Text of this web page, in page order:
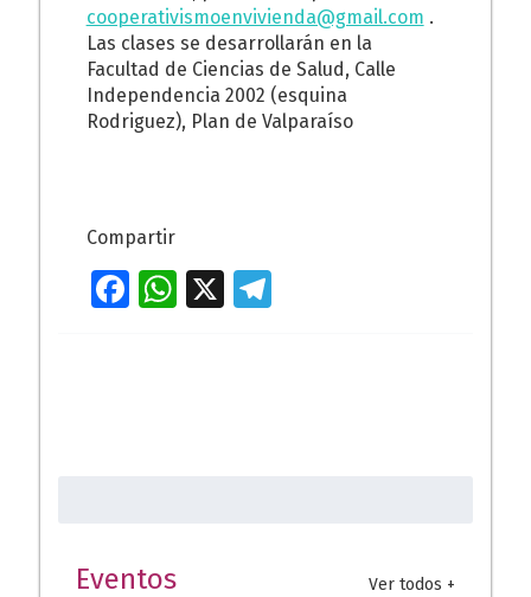
cooperativismoenvivienda@gmail.com .
Las clases se desarrollarán en la
Facultad de Ciencias de Salud, Calle
Independencia 2002 (esquina
Rodriguez), Plan de Valparaíso
Compartir
Fa W X
T
Eventos Ver todos +